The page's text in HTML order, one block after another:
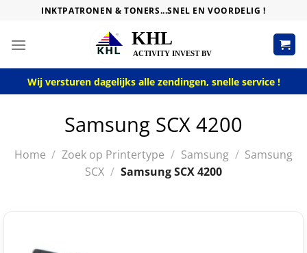
content
INKTPATRONEN & TONERS...SNEL EN VOORDELIG !
Wij versturen dagelijks alle zendingen, snelle service !
Samsung SCX 4200
Home / Zoek op Printertype / Samsung / Samsung
SCX / Samsung SCX 4200